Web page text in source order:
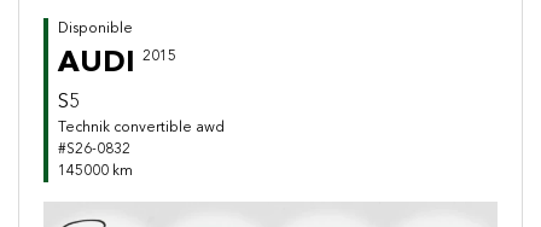
Disponible
AUDI 2015
S5
Technik convertible awd
#S26-0832
145000 km